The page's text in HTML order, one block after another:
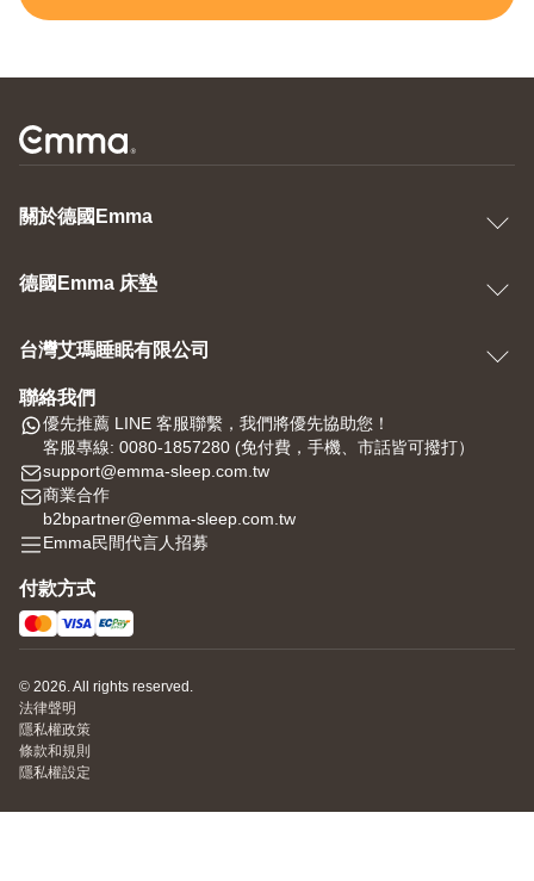
關於德國Emma
德國Emma 床墊
台灣艾瑪睡眠有限公司
聯絡我們
優先推薦 LINE 客服聯繫，我們將優先協助您！
客服專線: 0080-1857280 (免付費，手機、市話皆可撥打）
support@emma-sleep.com.tw
商業合作
b2bpartner@emma-sleep.com.tw
Emma民間代言人招募
付款方式
© 2026. All rights reserved.
法律聲明
隱私權政策
條款和規則
隱私權設定